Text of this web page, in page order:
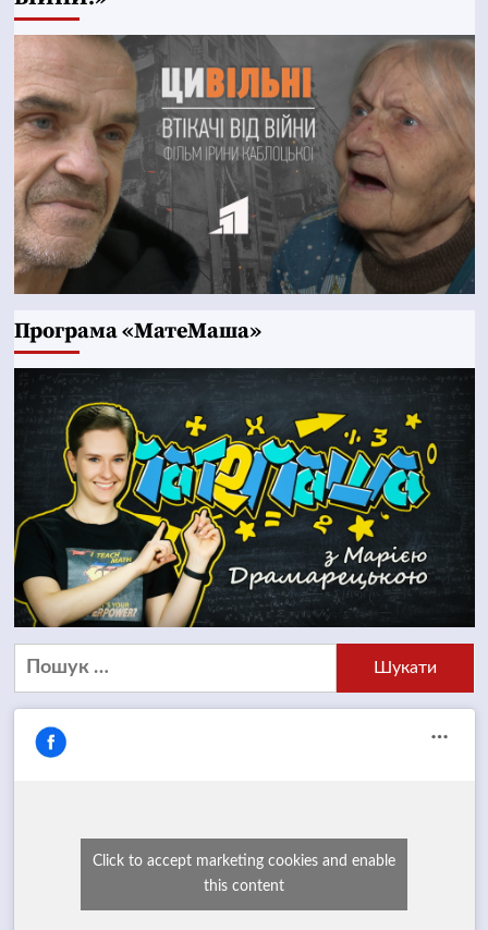
Програма «МатеМаша»
Пошук:
Click to accept marketing cookies and enable
this content